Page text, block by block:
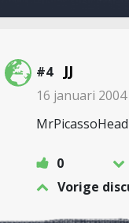
#4 JJ
16 januari 2004
0
Vorige